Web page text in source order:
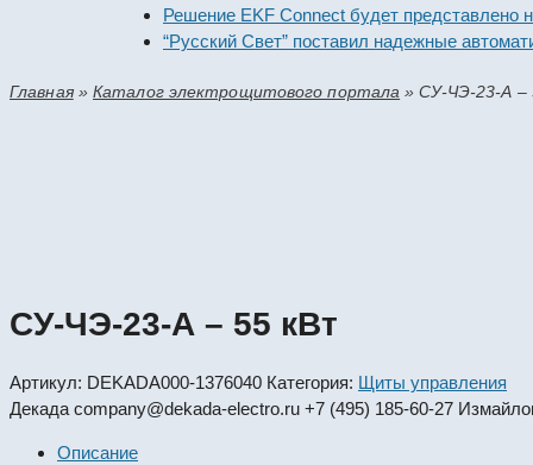
Решение EKF Connect будет представлено на
“Русский Свет” поставил надежные
Главная»Каталог электрощитового портала »СУ-ЧЭ-23-А –
СУ-ЧЭ-23-А – 55 кВт
Артикул: DEKADA000-1376040 Категория: Щиты управления
Декада company@dekada-electro.ru +7 (495) 185-60-27
Описание